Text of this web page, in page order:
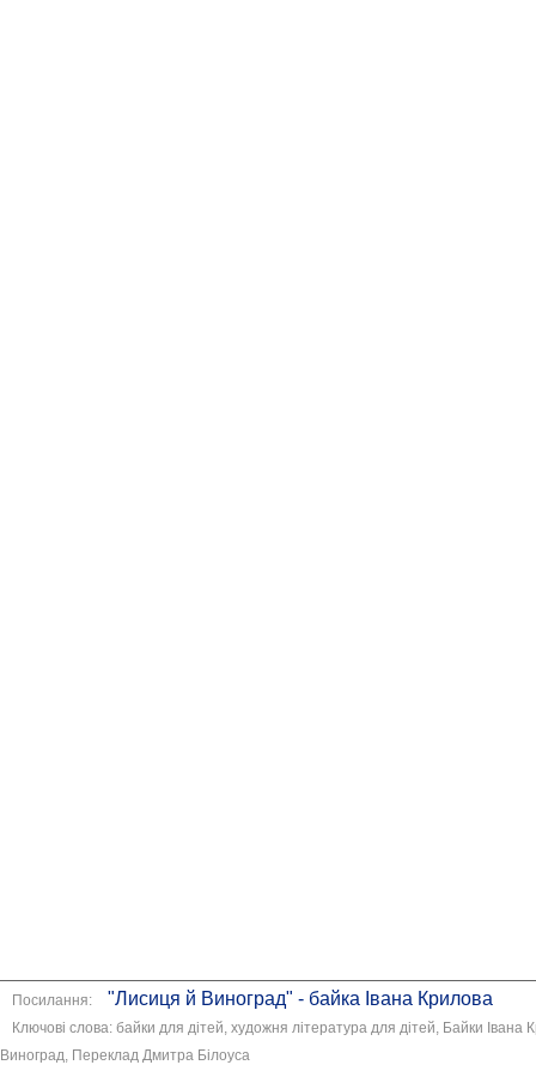
Посилання: "Лисиця й Виноград" - байка Івана Крилова
Ключові слова: байки для дітей, художня література для дітей, Байки Івана
Виноград, Переклад Дмитра Білоуса